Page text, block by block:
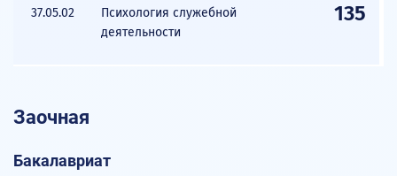
37.05.02
Психология служебной
деятельности
135
Заочная
Бакалавриат